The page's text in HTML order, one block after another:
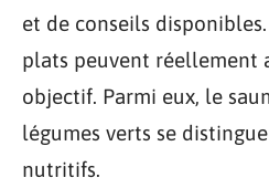
et de conseils
plats peuvent réellement
objectif. Parmi eux, le
légumes verts se
nutritifs.